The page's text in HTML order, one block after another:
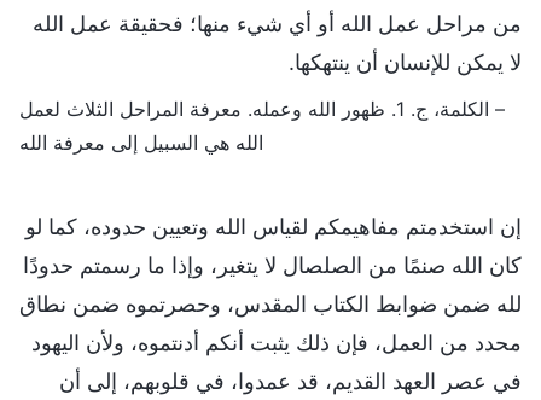
من مراحل عمل الله أو أي شيء منها؛ فحقيقة عمل الله
لا يمكن للإنسان أن ينتهكها.
– الكلمة، ج. 1. ظهور الله وعمله. معرفة المراحل الثلاث لعمل
الله هي السبيل إلى معرفة الله
إن استخدمتم مفاهيمكم لقياس الله وتعيين حدوده، كما لو
كان الله صنمًا من الصلصال لا يتغير، وإذا ما رسمتم حدودًا
لله ضمن ضوابط الكتاب المقدس، وحصرتموه ضمن نطاق
محدد من العمل، فإن ذلك يثبت أنكم أدنتموه، ولأن اليهود
في عصر العهد القديم، قد عمدوا، في قلوبهم، إلى أن